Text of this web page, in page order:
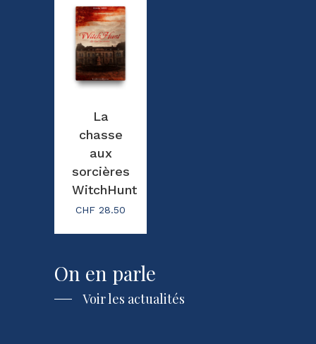
La
chasse
aux
sorcières
WitchHunt
CHF 28.50
On en parle
Voir les actualités